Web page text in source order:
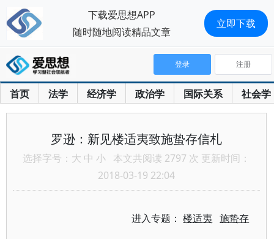
首页 法学 经济学 政治学 国际关系 社会学
登录 注册
罗逊：新见楼适夷致施蛰存信札
选择字号： 大 中 小 本文共阅读 2797 次 更新时间：
2018-03-19 22:04
进入专题：楼适夷 施蛰存
下载爱思想APP
随时随地阅读精品文章
立即下载